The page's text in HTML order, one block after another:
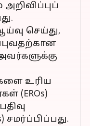
அறிவிப்புப்
செய்து,
உரிய
(EROs)
சமர்ப்பிப்பது.